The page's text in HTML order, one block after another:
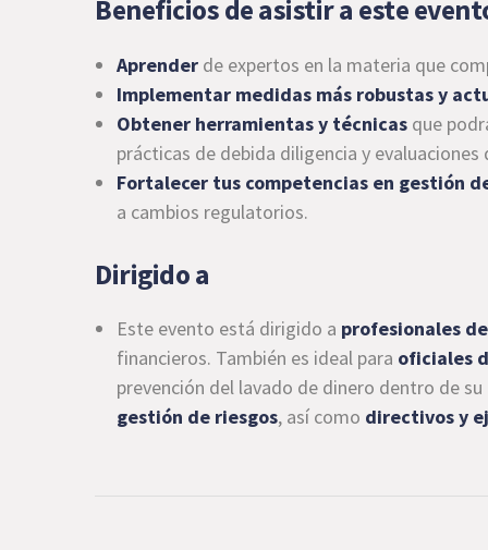
Beneficios de asistir a este
Aprender de expertos en la materia que
Implementar medidas más robustas y
Obtener herramientas y técnicas que
prácticas de debida diligencia y
Fortalecer tus competencias en gestión
a cambios regulatorios.
Dirigido a
Este evento está dirigido a profesionales
financieros. También es ideal para oficiales
prevención del lavado de dinero dentro de
gestión de riesgos, así como directivos y